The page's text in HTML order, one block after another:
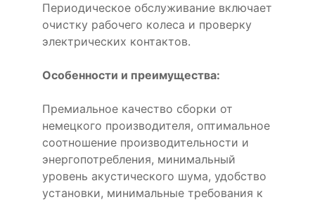
Периодическое обслуживание включает
очистку рабочего колеса и проверку
электрических контактов.
Особенности и преимущества:
Премиальное качество сборки от
немецкого производителя, оптимальное
соотношение производительности и
энергопотребления, минимальный
уровень акустического шума, удобство
установки, минимальные требования к